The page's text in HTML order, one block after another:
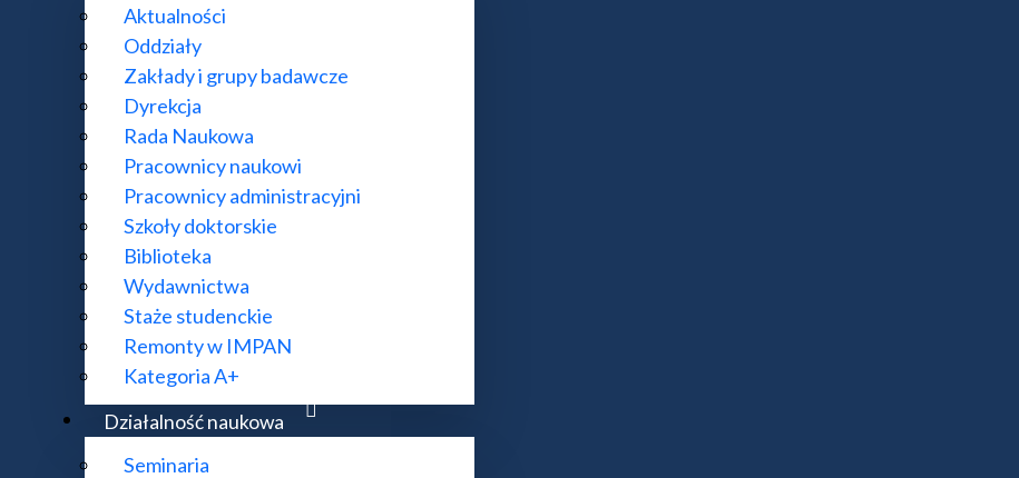
Aktualności
Oddziały
Zakłady i grupy badawcze
Dyrekcja
Rada Naukowa
Pracownicy naukowi
Pracownicy administracyjni
Szkoły doktorskie
Biblioteka
Wydawnictwa
Staże studenckie
Remonty w IMPAN
Kategoria A+
Działalność naukowa
Seminaria
Centrum Banacha